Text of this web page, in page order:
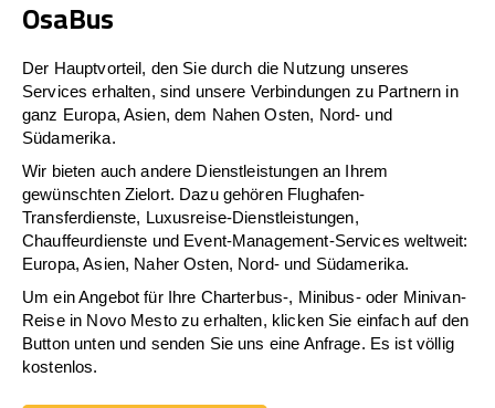
OsaBus
Der Hauptvorteil, den Sie durch die Nutzung unseres
Services erhalten, sind unsere Verbindungen zu Partnern in
ganz Europa, Asien, dem Nahen Osten, Nord- und
Südamerika.
Wir bieten auch andere Dienstleistungen an Ihrem
gewünschten Zielort. Dazu gehören Flughafen-
Transferdienste, Luxusreise-Dienstleistungen,
Chauffeurdienste und Event-Management-Services weltweit:
Europa, Asien, Naher Osten, Nord- und Südamerika.
Um ein Angebot für Ihre Charterbus-, Minibus- oder Minivan-
Reise in Novo Mesto zu erhalten, klicken Sie einfach auf den
Button unten und senden Sie uns eine Anfrage. Es ist völlig
kostenlos.